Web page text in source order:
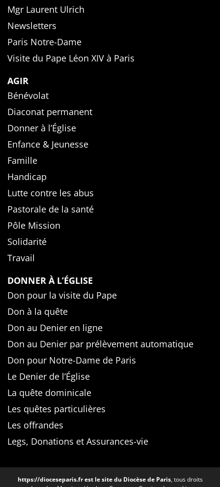
Mgr Laurent Ulrich
Newsletters
Paris Notre-Dame
Visite du Pape Léon XIV à Paris
AGIR
Bénévolat
Diaconat permanent
Donner à l’Église
Enfance & Jeunesse
Famille
Handicap
Lutte contre les abus
Pastorale de la santé
Pôle Mission
Solidarité
Travail
DONNER À L’ÉGLISE
Don pour la visite du Pape
Don à la quête
Don au Denier en ligne
Don au Denier par prélèvement automatique
Don pour Notre-Dame de Paris
Le Denier de l’Église
La quête dominicale
Les quêtes particulières
Les offrandes
Legs, Donations et Assurances-vie
https://dioceseparis.frest le site du Diocèse de Paris, tous droits